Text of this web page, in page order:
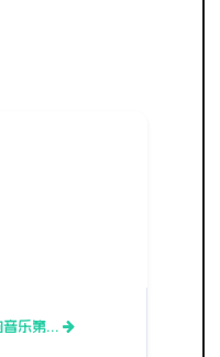
音乐第…